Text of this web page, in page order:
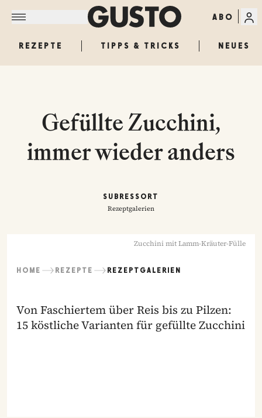
ABO
REZEPTE TIPPS & TRICKS NEUES
Gefüllte Zucchini,
immer wieder anders
SUBRESSORT
Rezeptgalerien
Zucchini mit Lamm-Kräuter-Fülle
HOME REZEPTE REZEPTGALERIEN
Von Faschiertem über Reis bis zu Pilzen:
15 köstliche Varianten für gefüllte Zucchini